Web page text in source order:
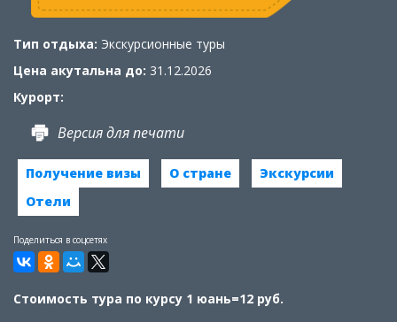
Тип отдыха: Экскурсионные туры
Цена акутальна до: 31.12.2026
Курорт:
Версия для печати
Получение визы О стране
Экскурсии
Отели
Поделиться в соцсетях
Стоимость тура по курсу 1 юань=12 руб.